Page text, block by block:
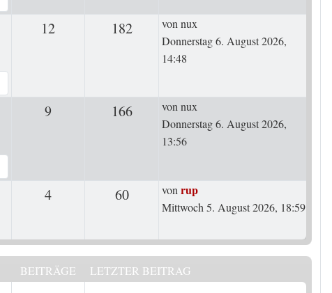
12Antworten 182ZugriffeLetzter Beitrag
vonnux
Donnerstag 6. August 2026,
14:48
9 166ZugriffeLetzter Beitrag
vonnux
Donnerstag 6. August 2026,
13:56
4Antworten 60ZugriffeLetzter Beitrag
vonrup
Mittwoch 5. August 2026, 18:59
BEITRÄGE LETZTER BEITRAG